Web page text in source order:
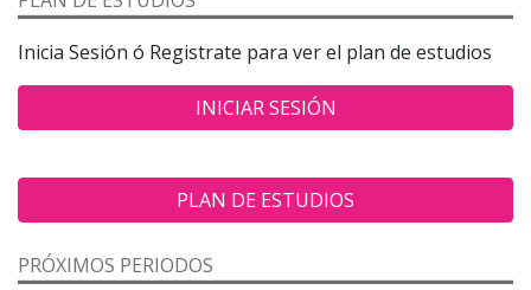
Inicia Sesión ó Registrate para ver el plan de estudios
INICIAR SESIÓN
PLAN DE ESTUDIOS
PRÓXIMOS PERIODOS